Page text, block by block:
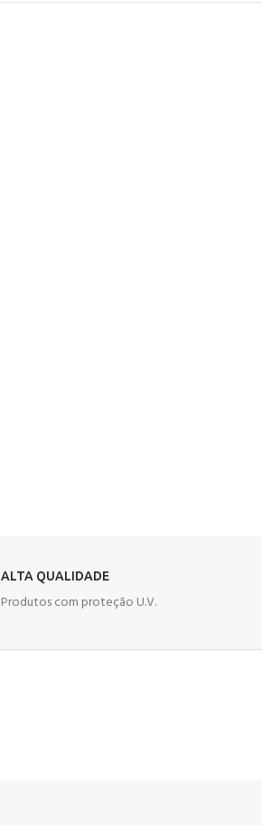
ALTA QUALIDADE
Produtos com proteção U.V.